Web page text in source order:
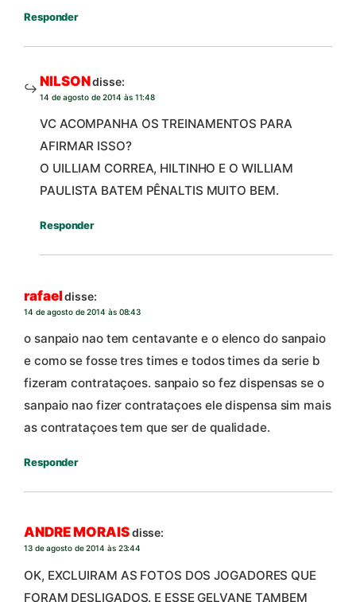
Responder
NILSONdisse:
14 de agosto de 2014 às 11:48
VC ACOMPANHA OS TREINAMENTOS PARA
AFIRMAR ISSO?
O UILLIAM CORREA, HILTINHO E O WILLIAM
PAULISTA BATEM PÊNALTIS MUITO BEM.
Responder
rafaeldisse:
14 de agosto de 2014 às 08:43
o sanpaio nao tem centavante e o elenco do sanpaio
e como se fosse tres times e todos times da serie b
fizeram contrataçoes. sanpaio so fez dispensas se o
sanpaio nao fizer contrataçoes ele dispensa sim mais
as contrataçoes tem que ser de qualidade.
Responder
ANDRE MORAISdisse:
13 de agosto de 2014 às 23:44
OK, EXCLUIRAM AS FOTOS DOS JOGADORES QUE
FORAM DESLIGADOS. E ESSE GELVANE TAMBEM